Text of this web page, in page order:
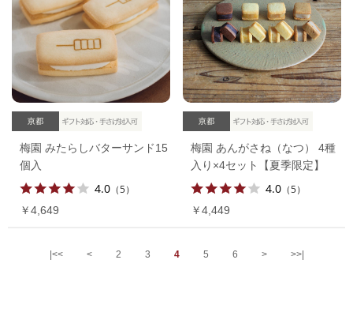
梅園 みたらしバターサンド15
個入
4.0 （5）
￥4,649
梅園 あんがさね（なつ） 4種
入り×4セット【夏季限定】
4.0 （5）
￥4,449
|<< < 2 3 4 5 6 > >>|